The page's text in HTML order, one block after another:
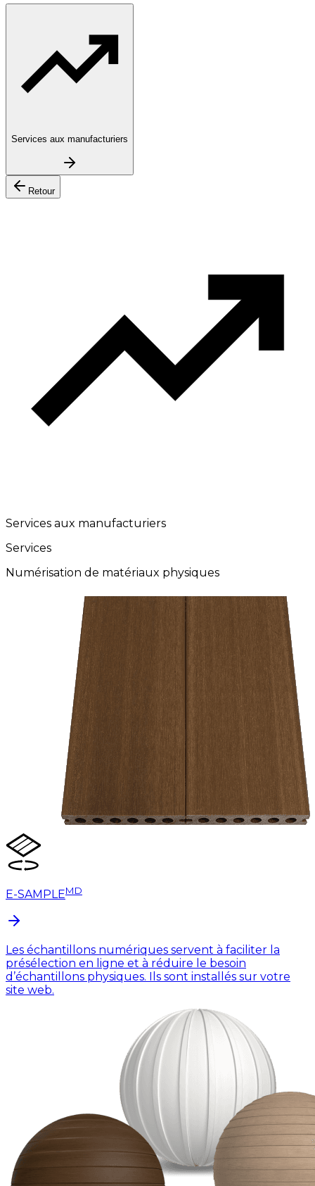
Services aux manufacturiers
Retour
Services aux manufacturiers
Services
Numérisation de matériaux physiques
E-SAMPLEMD
Les échantillons numériques servent à faciliter la
présélection en ligne et à réduire le besoin
d’échantillons physiques. Ils sont installés sur votre
site web.